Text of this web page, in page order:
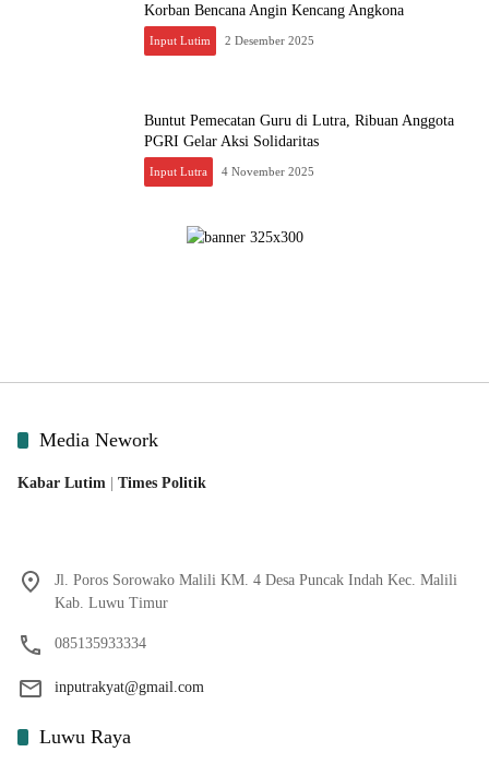
Korban Bencana Angin Kencang Angkona ‎
Input Lutim 2 Desember 2025
Buntut Pemecatan Guru di Lutra, Ribuan Anggota
PGRI Gelar Aksi Solidaritas
Input Lutra 4 November 2025
Media Nework
Kabar Lutim Times Politik
Jl. Poros Sorowako Malili KM. 4 Desa Puncak Indah Kec. Malili
Kab. Luwu Timur
085135933334
inputrakyat@gmail.com
Luwu Raya